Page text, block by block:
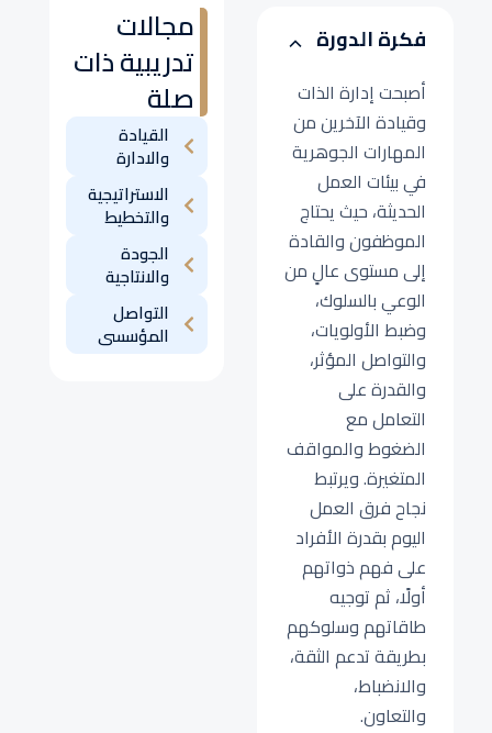
مجالات
تدريبية ذات
صلة
القيادة
والادارة
الاستراتيجية
والتخطيط
الجودة
والانتاجية
التواصل
المؤسسى
فكرة الدورة
أصبحت إدارة الذات
وقيادة الآخرين من
المهارات الجوهرية
في بيئات العمل
الحديثة، حيث يحتاج
الموظفون والقادة
إلى مستوى عالٍ من
الوعي بالسلوك،
وضبط الأولويات،
والتواصل المؤثر،
والقدرة على
التعامل مع
الضغوط والمواقف
المتغيرة. ويرتبط
نجاح فرق العمل
اليوم بقدرة الأفراد
على فهم ذواتهم
أولًا، ثم توجيه
طاقاتهم وسلوكهم
بطريقة تدعم الثقة،
والانضباط،
والتعاون.